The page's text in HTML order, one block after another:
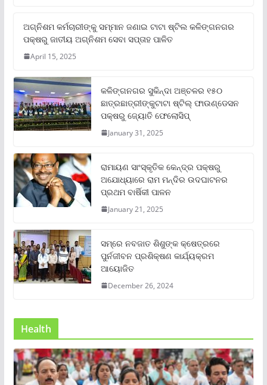
ଅଗ୍ନିଶମ କର୍ମଚାରୀଙ୍କୁ ସମ୍ମାନ ଜଣାଇ ଟାଟା ଷ୍ଟିଲ କଳିଙ୍ଗନଗର
ପକ୍ଷରୁ ଜାତୀୟ ଅଗ୍ନିଶମ ସେବା ସପ୍ତାହ ପାଳିତ
April 15, 2025
କଳିଙ୍ଗନଗର ସୁକିନ୍ଦା ଅଞ୍ଚଳର ୧୫୦
ଛାତ୍ରଛାତ୍ରୀଙ୍କୁଟାଟା ଷ୍ଟିଲ୍ ଫାଉଣ୍ଡେସନ
ପକ୍ଷରୁ ଜ୍ୟୋତି ଫେଲୋସିପ୍‌
January 31, 2025
ରାମାୟଣ ସାଂସ୍କୃତିକ କେନ୍ଦ୍ର ପକ୍ଷରୁ
ଅଯୋଧ୍ୟାରେ ରାମ ମନ୍ଦିର ଉଦଘାଟନର
ପ୍ରଥମ ବାର୍ଷିକୀ ପାଳନ
January 21, 2025
ସମ୍‌ରେ ନବଜାତ ଶିଶୁଙ୍କ କ୍ଷେତ୍ରରେ
ପୁର୍ନଜୀବନ ପ୍ରଶିକ୍ଷଣ କାର୍ଯ୍ୟକ୍ରମ
ଆୟୋଜିତ
December 26, 2024
Health